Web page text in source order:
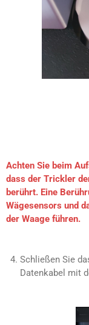
Achten Sie beim
dass der Trickler
berührt. Eine
Wägesensors und
der Waage führen.
Schließen Sie
Datenkabel mit